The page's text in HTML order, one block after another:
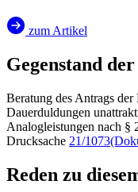
zum Artikel
Gegenstand
Beratung des Antrags
Dauerduldungen
Analogleistungen nach §
Drucksache 21/1073
Reden zu